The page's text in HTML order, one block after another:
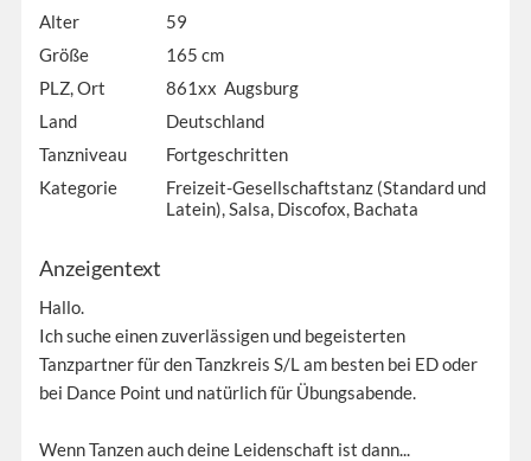
Alter
59
Größe
165 cm
PLZ, Ort
861xx Augsburg
Land
Deutschland
Tanzniveau
Fortgeschritten
Kategorie
Freizeit-Gesellschaftstanz (Standard und
Latein), Salsa, Discofox, Bachata
Anzeigentext
Hallo.
Ich suche einen zuverlässigen und begeisterten
Tanzpartner für den Tanzkreis S/L am besten bei ED oder
bei Dance Point und natürlich für Übungsabende.
Wenn Tanzen auch deine Leidenschaft ist dann...